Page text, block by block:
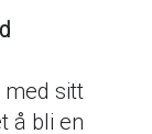
med sitt
å bli en